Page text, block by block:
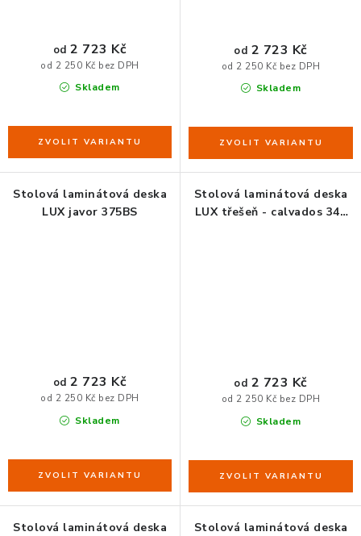
Skladem
od 2 250 Kč bez DPH
od 2 723 Kč
Skladem
od 2 250 Kč bez DPH
od 2 723 Kč
Stolová laminátová deska
LUX javor 375BS
Skladem
od 2 250 Kč bez DPH
od 2 723 Kč
Stolová laminátová deska
LUX třešeň - calvados 344
Skladem
od 2 250 Kč bez DPH
od 2 723 Kč
Stolová laminátová deska
Stolová laminátová deska